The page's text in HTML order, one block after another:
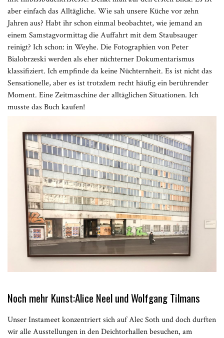
aber einfach das Alltägliche. Wie sah unsere Küche vor zehn
Jahren aus? Habt ihr schon einmal beobachtet, wie jemand an
einem Samstagvormittag die Auffahrt mit dem Staubsauger
reinigt? Ich schon: in Weyhe. Die Fotographien von Peter
Bialobrzeski werden als eher nüchterner Dokumentarismus
klassifiziert. Ich empfinde da keine Nüchternheit. Es ist nicht das
Sensationelle, aber es ist trotzdem recht häufig ein berührender
Moment. Eine Zeitmaschine der alltäglichen Situationen. Ich
musste das Buch kaufen!
Noch mehr Kunst:Alice Neel und Wolfgang Tilmans
Unser Instameet konzentriert sich auf Alec Soth und doch durften
wir alle Ausstellungen in den Deichtorhallen besuchen, am